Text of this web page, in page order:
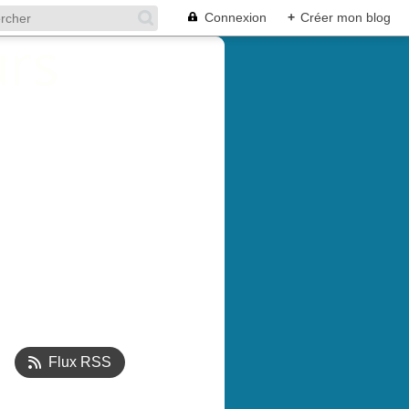
Connexion + Créer mon blog
Flux RSS